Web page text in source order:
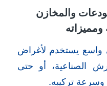
والمخازن
ومميزاته
واسع يستخدم لأغراض
الصناعية، أو حتى
وسرعة تركيبه.